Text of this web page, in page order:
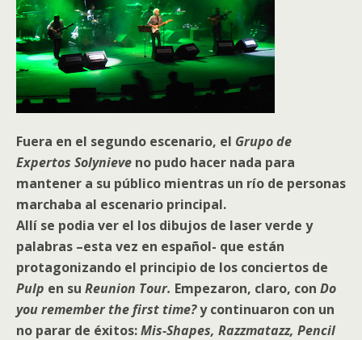
Fuera en el segundo escenario, el Grupo de
Expertos Solynieve no pudo hacer nada para
mantener a su público mientras un río de personas
marchaba al escenario principal.
Allí se podia ver el los dibujos de laser verde y
palabras –esta vez en español- que están
protagonizando el principio de los conciertos de
Pulp en su Reunion Tour. Empezaron, claro, con Do
you remember the first time?y continuaron con un
no parar de éxitos:Mis-Shapes, Razzmatazz, Pencil